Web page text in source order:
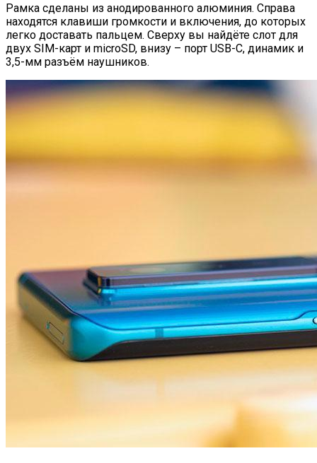
Рамка сделаны из анодированного алюминия. Справа
находятся клавиши громкости и включения, до которых
легко доставать пальцем. Сверху вы найдёте слот для
двух SIM-карт и microSD, внизу – порт USB-C, динамик и
3,5-мм разъём наушников.